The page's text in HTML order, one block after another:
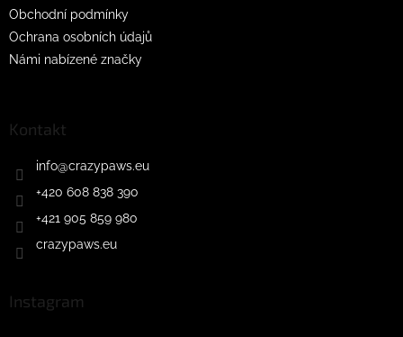
Obchodní podmínky
Ochrana osobních údajů
Námi nabízené značky
Kontakt
info@crazypaws.eu
+420 608 838 390
+421 905 859 980
crazypaws.eu
Instagram